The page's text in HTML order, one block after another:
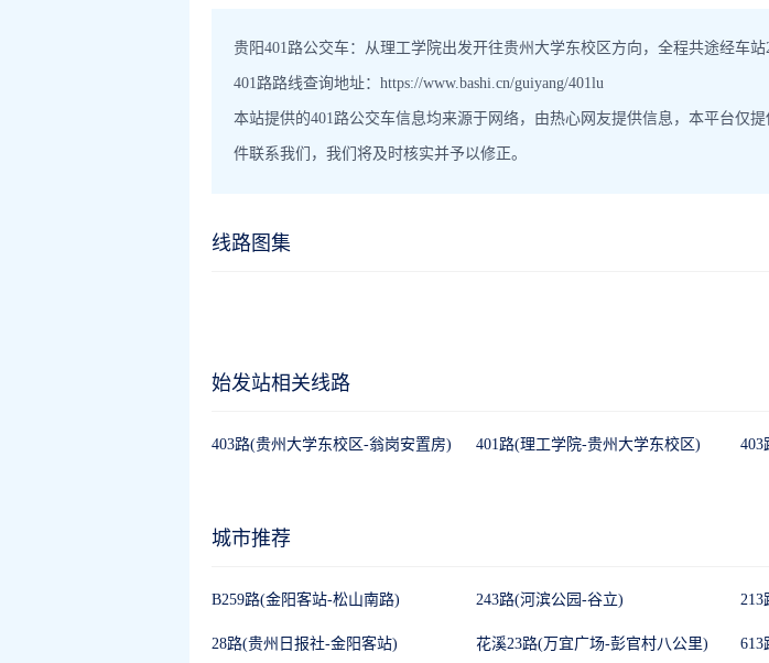
贵阳401路公交车：从理工学院出发开往贵州大学东校区方向，全程共途经车站
401路路线查询地址：https://www.bashi.cn/guiyang/401lu
本站提供的401路公交车信息均来源于网络，由热心网友提供信息，本平台仅
件联系我们，我们将及时核实并予以修正。
线路图集
始发站相关线路
403路(贵州大学东校区-翁岗安置房) 401路(理工学院-贵州大学东校区) 403
城市推荐
B259路(金阳客站-松山南路) 243路(河滨公园-谷立) 213
28路(贵州日报社-金阳客站) 花溪23路(万宜广场-彭官村八公里) 613